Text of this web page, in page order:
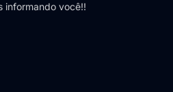
informando você!!